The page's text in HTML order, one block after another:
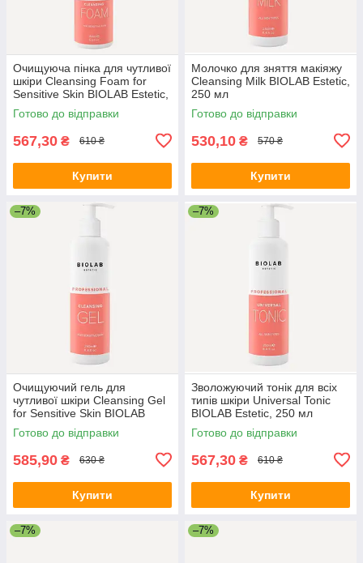
Очищуюча пінка для чутливої
шкіри Cleansing Foam for
Sensitive Skin BIOLAB Estetic,
150 мл
Готово до відправки
567,30 ₴ 610 ₴
Купити
Молочко для зняття макіяжу
Cleansing Milk BIOLAB Estetic,
250 мл
Готово до відправки
530,10 ₴ 570 ₴
Купити
–7%
Очищуючий гель для
чутливої шкіри Cleansing Gel
for Sensitive Skin BIOLAB
Estetic, 250 мл
Готово до відправки
585,90 ₴ 630 ₴
Купити
–7%
Зволожуючий тонік для всіх
типів шкіри Universal Tonic
BIOLAB Estetic, 250 мл
Готово до відправки
567,30 ₴ 610 ₴
Купити
–7% –7%